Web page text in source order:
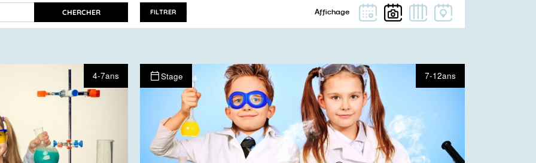
CHERCHER FILTRER
4-7ans Stage 7-12ans